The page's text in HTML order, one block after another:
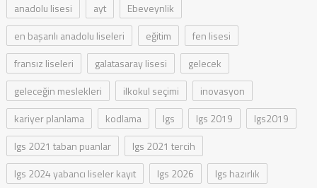
anadolu lisesi
ayt
Ebeveynlik
en başarılı anadolu liseleri
eğitim
fen lisesi
fransız liseleri
galatasaray lisesi
gelecek
geleceğin meslekleri
ilkokul seçimi
inovasyon
kariyer planlama
kodlama lgs lgs 2019
lgs2019
lgs 2021 taban puanlar
lgs 2021 tercih
lgs 2024 yabancı liseler kayıt
lgs 2026
lgs hazırlık